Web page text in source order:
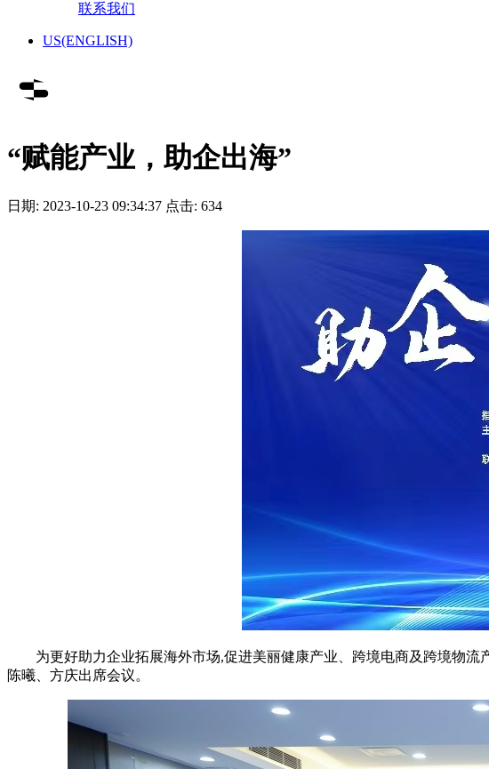
联系我们
US(ENGLISH)
“赋能产业，助企出海”
日期: 2023-10-23 09:34:37 点击: 634
为更好助力企业拓展海外市场,促进美丽健康产业、跨境电商及跨境物
陈曦、方庆出席会议。